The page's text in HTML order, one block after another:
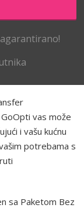
vas može
i vašu kućnu
potrebama s
sa Paketom Bez